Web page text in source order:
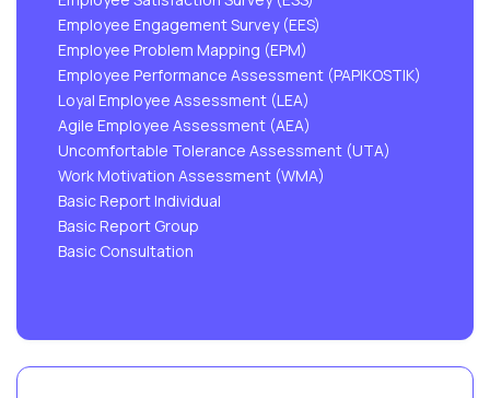
Employee Engagement Survey (EES)
Employee Problem Mapping (EPM)
Employee Performance Assessment (PAPIKOSTIK)
Loyal Employee Assessment (LEA)
Agile Employee Assessment (AEA)
Uncomfortable Tolerance Assessment (UTA)
Work Motivation Assessment (WMA)
Basic Report Individual
Basic Report Group
Basic Consultation